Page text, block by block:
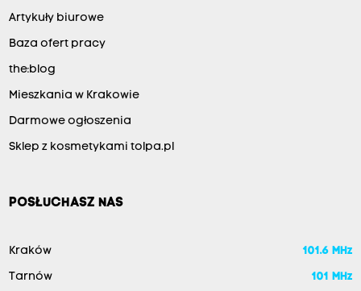
Artykuły biurowe
Baza ofert pracy
the:blog
Mieszkania w Krakowie
Darmowe ogłoszenia
Sklep z kosmetykami tolpa.pl
POSŁUCHASZ NAS
Kraków 101.6 MHz
Tarnów 101 MHz